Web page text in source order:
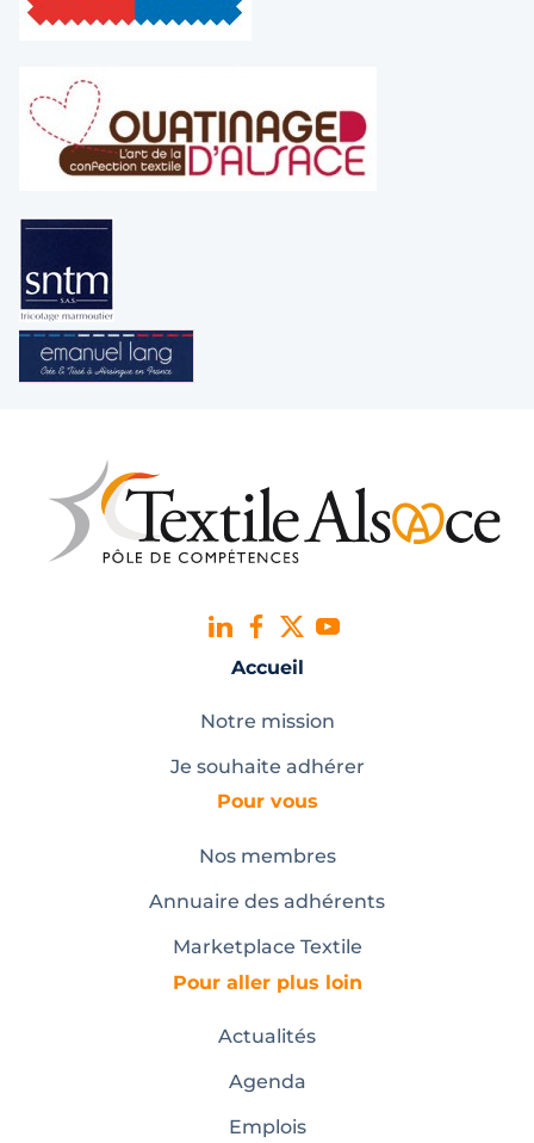
Accueil
Notre mission
Je souhaite adhérer
Pour vous
Nos membres
Annuaire des adhérents
Marketplace Textile
Pour aller plus loin
Actualités
Agenda
Emplois